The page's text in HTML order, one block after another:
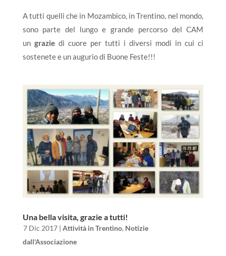
A tutti quelli che in Mozambico, in Trentino, nel mondo,
sono parte del lungo e grande percorso del CAM
un graziedi cuore per tutti i diversi modi in cui ci
sostenete e un augurio di Buone Feste!!!
Una bella visita, grazie a tutti!
7 Dic 2017| Attività in Trentino, Notizie
dall'Associazione